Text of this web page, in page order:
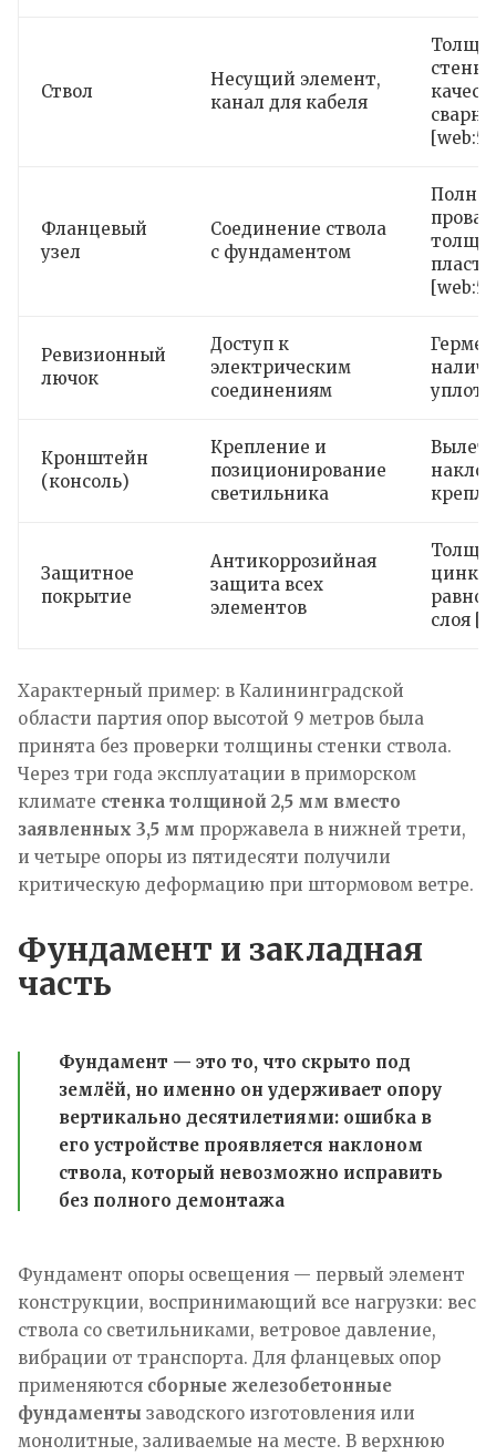
Ствол
Несущий элемент,
канал для кабеля
Фланцевый
узел
Соединение ствола
с фундаментом
Ревизионный
лючок
Доступ к
электрическим
соединениям
Кронштейн
(консоль)
Крепление и
позиционирование
светильника
Вылет,
Защитное
покрытие
Антикоррозийная
защита всех
элементов
цинка,
слоя
Характерный пример: в Калининградской
области партия опор высотой 9 метров была
принята без проверки толщины стенки ствола.
Через три года эксплуатации в приморском
климате стенка толщиной 2,5 мм вместо
заявленных 3,5 мм проржавела в нижней трети,
и четыре опоры из пятидесяти получили
критическую деформацию при штормовом ветре.
Фундамент и закладная
часть
Фундамент — это то, что скрыто под
землёй, но именно он удерживает опору
вертикально десятилетиями: ошибка в
его устройстве проявляется наклоном
ствола, который невозможно исправить
без полного демонтажа
Фундамент опоры освещения — первый элемент
конструкции, воспринимающий все нагрузки: вес
ствола со светильниками, ветровое давление,
вибрации от транспорта. Для фланцевых опор
применяются сборные железобетонные
фундаменты заводского изготовления или
монолитные, заливаемые на месте. В верхнюю